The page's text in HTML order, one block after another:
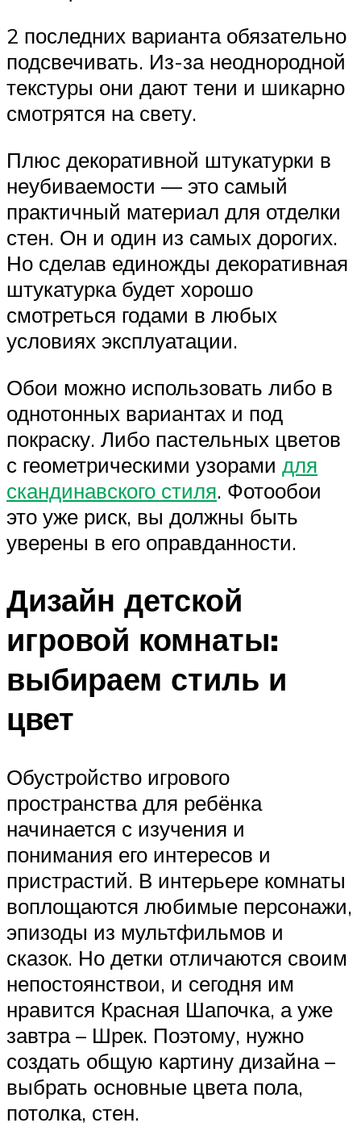
2 последних варианта обязательно
подсвечивать. Из-за неоднородной
текстуры они дают тени и шикарно
смотрятся на свету.
Плюс декоративной штукатурки в
неубиваемости — это самый
практичный материал для отделки
стен. Он и один из самых дорогих.
Но сделав единожды декоративная
штукатурка будет хорошо
смотреться годами в любых
условиях эксплуатации.
Обои можно использовать либо в
однотонных вариантах и под
покраску. Либо пастельных цветов
с геометрическими узорами для
скандинавского стиля. Фотообои
это уже риск, вы должны быть
уверены в его оправданности.
Дизайн детской
игровой комнаты:
выбираем стиль и
цвет
Обустройство игрового
пространства для ребёнка
начинается с изучения и
понимания его интересов и
пристрастий. В интерьере комнаты
воплощаются любимые персонажи,
эпизоды из мультфильмов и
сказок. Но детки отличаются своим
непостоянствои, и сегодня им
нравится Красная Шапочка, а уже
завтра – Шрек. Поэтому, нужно
создать общую картину дизайна –
выбрать основные цвета пола,
потолка, стен.